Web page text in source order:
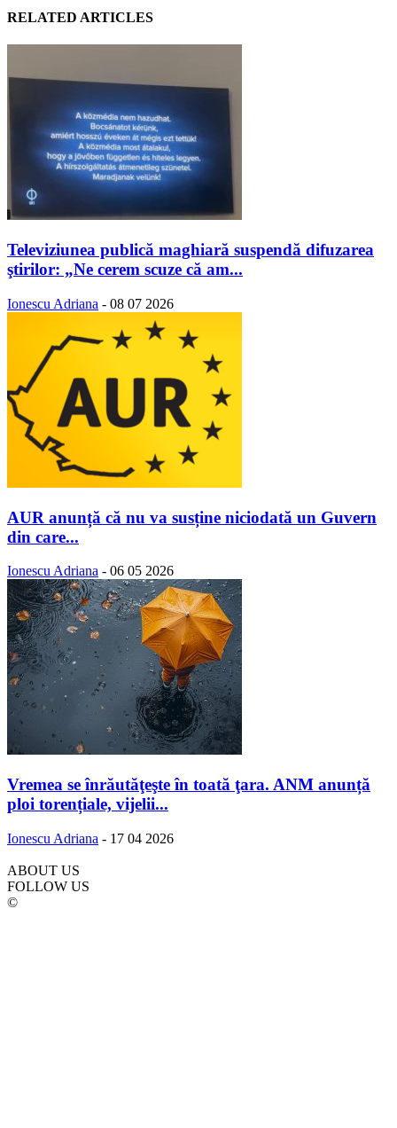
RELATED ARTICLES
Televiziunea publică maghiară suspendă difuzarea
ştirilor: „Ne cerem scuze că am...
Ionescu Adriana - 08 07 2026
AUR anunță că nu va susține niciodată un Guvern
din care...
Ionescu Adriana - 06 05 2026
Vremea se înrăutăţeşte în toată ţara. ANM anunță
ploi torențiale, vijelii...
Ionescu Adriana - 17 04 2026
ABOUT US
FOLLOW US
©